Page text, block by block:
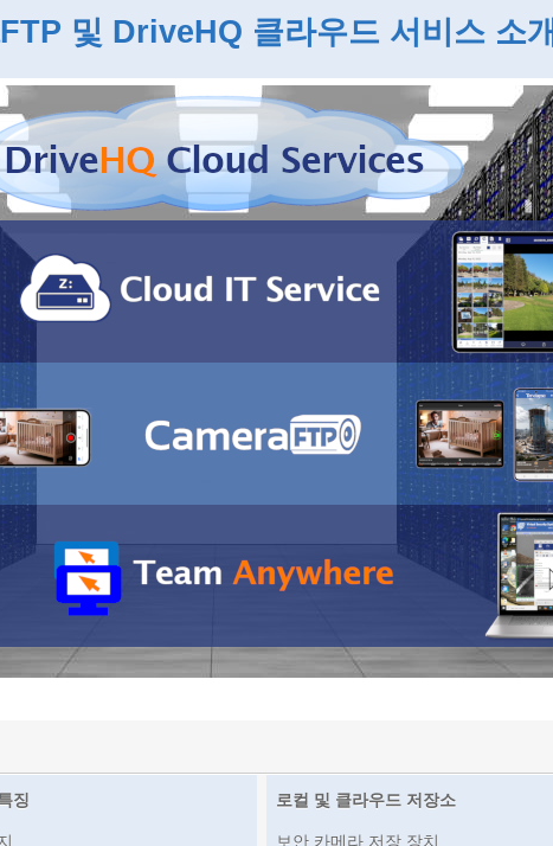
및 DriveHQ 클라우드 서비스 소개
징 로컬 및 클라우드 저장소
보안 카메라 저장 장치